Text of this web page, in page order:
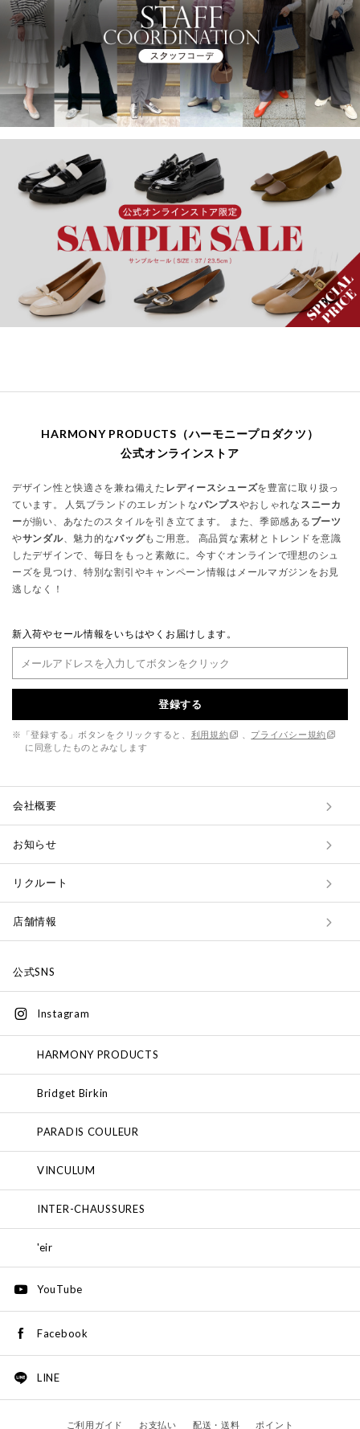
HARMONY PRODUCTS（ハーモニープロダクツ）
公式オンラインストア
デザイン性と快適さを兼ね備えた レディースシューズを豊富に取り扱っ
ています。 人気ブランドのエレガントなパンプスやおしゃれな スニーカ
ーが揃い、あなたのスタイルを引き立てます。 また、季節感ある ブーツ
やサンダル、魅力的なバッグもご用意。 高品質な素材とトレンドを意識
したデザインで、毎日をもっと素敵に。今すぐオンラインで理想のシュ
ーズを見つけ、特別な割引やキャンペーン情報はメールマガジンをお見
逃しなく！
新入荷やセール情報をいちはやくお届けします。
登録する
※「登録する」ボタンをクリックすると、 利用規約
プライバシー規約
に同意したものとみなします
会社概要
お知らせ
リクルート
店舗情報
公式SNS
Instagram
HARMONY PRODUCTS
Bridget Birkin
PARADIS COULEUR
VINCULUM
INTER-CHAUSSURES
'eir
YouTube
Facebook
LINE
ご利用ガイド お支払い 配送・送料 ポイント